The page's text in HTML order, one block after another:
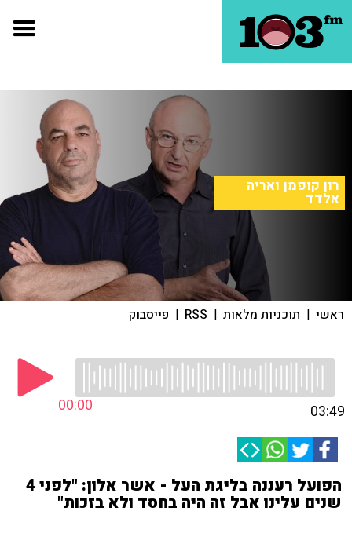
רון קופמן ואריה
אלדד
ראשי | תוכניות מלאות |
RSS
| פייסבוק
00:00 03:49
הפועל רעננה בליגת העל - אשר אלון: "לפני 4
שנים עלינו אבל זה היה בחסד ולא בזכות"